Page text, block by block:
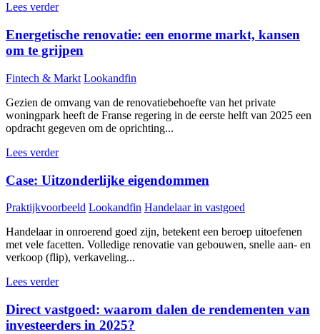
Lees verder
Energetische renovatie: een enorme markt, kansen
om te grijpen
Fintech & Markt Lookandfin
Gezien de omvang van de renovatiebehoefte van het private
woningpark heeft de Franse regering in de eerste helft van 2025 een
opdracht gegeven om de oprichting...
Lees verder
Case: Uitzonderlijke eigendommen
Praktijkvoorbeeld Lookandfin Handelaar in vastgoed
Handelaar in onroerend goed zijn, betekent een beroep uitoefenen
met vele facetten. Volledige renovatie van gebouwen, snelle aan- en
verkoop (flip), verkaveling...
Lees verder
Direct vastgoed: waarom dalen de rendementen van
investeerders in 2025?